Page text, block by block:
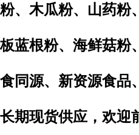
粉、木瓜粉、山药粉
板蓝根粉、海鲜菇粉
食同源、新资源食品
长期现货供应，欢迎